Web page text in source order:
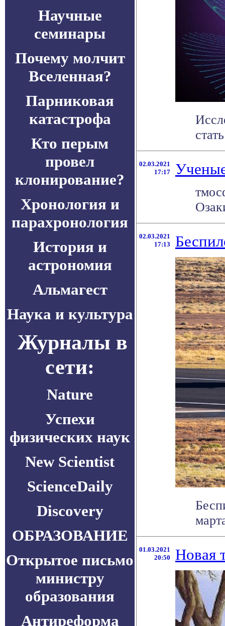
Научные
семинары
Почему молчит
Вселенная?
Парниковая
катастрофа
Кто перым
провел
клонирование?
Хронология и
парахронология
История и
астрономия
Альмагест
Наука и культура
Журналы в
сети:
Nature
Успехи
физических наук
New Scientist
ScienceDaily
Discovery
ОБРАЗОВАНИЕ
Открытое письмо
министру
образования
Антиреформа
02.03.2021
17:17
02.03.2021
17:13
01.03.2021
20:50
Новая